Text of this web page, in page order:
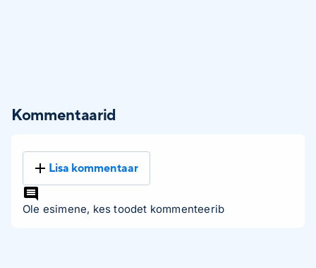
Kommentaarid
Lisa kommentaar
Ole esimene, kes toodet kommenteerib